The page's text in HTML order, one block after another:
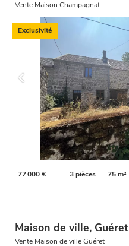
Vente Maison Champagnat
77 000 € 3 pièces 75 m²
Exclusivité
Maison de ville, Guéret
Vente Maison de ville Guéret